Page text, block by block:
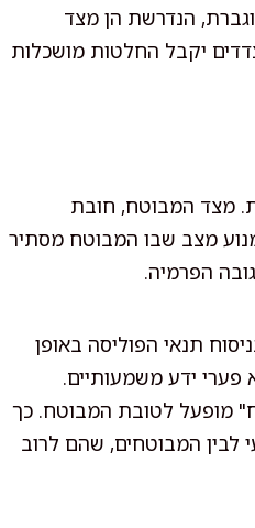
הנדרשת הן מצד
יקבל החלטות מושכלות
מצד המבוטח, חובת
נועדה למנוע מצב שבו המבוטח מסתיר
הפרמיה.
תנאי הפוליסה באופן
פערי ידע משמעותיים.
מופעל לטובת המבוטח. כך
לבין המבוטחים, שהם לרוב